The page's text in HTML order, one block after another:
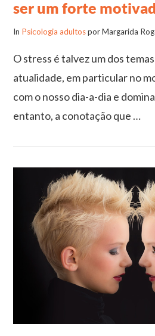
VIEW
ser um forte
In Psicologia adultospor Margarida
O stress é talvez um dos
atualidade, em particular no
com o nosso dia-a-dia e
entanto, a conotação que …